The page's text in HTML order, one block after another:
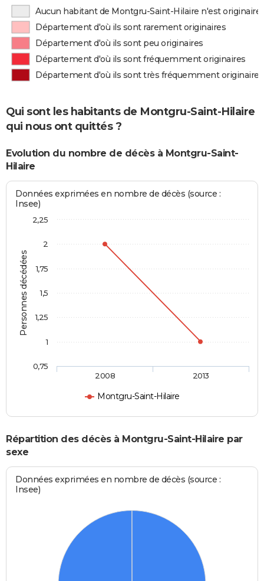
Aucun habitant de Montgru-Saint-Hilaire n'est
Département d'où ils sont rarement originaires
Département d'où ils sont peu originaires
Département d'où ils sont fréquemment originaires
Département d'où ils sont très fréquemment originaires
Qui sont les habitants de Montgru-Saint-Hilaire
qui nous ont quittés ?
Evolution du nombre de décès à Montgru-Saint-
Hilaire
Personnes décédées
Données exprimées en nombre de décès (source :
Insee)
Montgru-Saint-Hilaire
2008 2013
0,75
1
1,25
1,5
1,75
2
2,25
Répartition des décès à Montgru-Saint-Hilaire par
sexe
Données exprimées en nombre de décès (source :
Insee)